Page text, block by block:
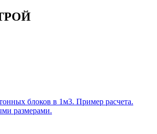
блоков в 1м3. Пример расчета.
размерами.